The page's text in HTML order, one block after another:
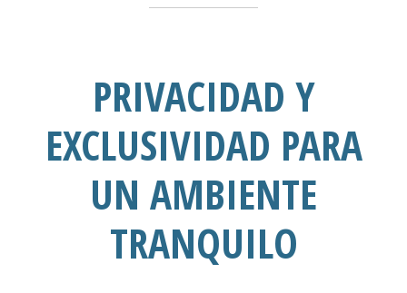
PRIVACIDAD Y
EXCLUSIVIDAD PARA
UN AMBIENTE
TRANQUILO